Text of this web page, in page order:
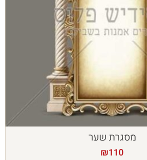
מסגרת שער
₪110